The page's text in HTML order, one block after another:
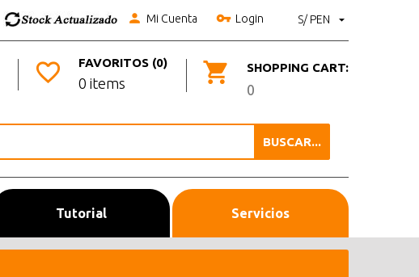
S/ PEN
Mi Cuenta Login
SHOPPING CART:
0
FAVORITOS (0)
0 items
BUSCAR...
Tutorial Servicios